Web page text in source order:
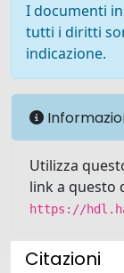
I documenti
tutti i diritti
indicazione.
Utilizza
link a questo
https://
Citazioni